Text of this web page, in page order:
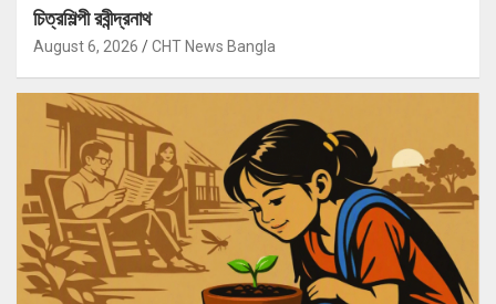
চিত্রশিল্পী রবীন্দ্রনাথ
August 6, 2026 CHT News Bangla